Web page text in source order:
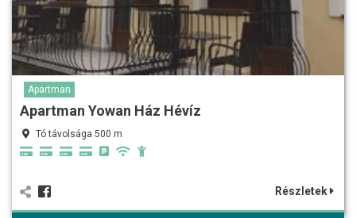
Apartman
Apartman Yowan Ház Hévíz
Tó távolsága 500 m
Részletek